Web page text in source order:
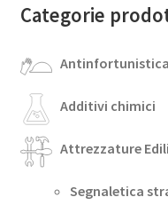
Categorie
Antinfortunistica
Additivi chimici
Attrezzature Edili
Segnaletica